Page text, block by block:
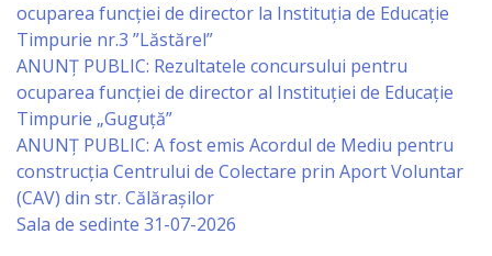
Serviciul
Arhitectură
şi
Urbanism
Serviciul
de
ocuparea funcţiei de director la Instituția de Educație
Timpurie nr.3 ”Lăstărel”
ANUNȚ PUBLIC: Rezultatele concursului pentru
ocuparea funcției de director al Instituției de Educație
Timpurie „Guguță”
ANUNȚ PUBLIC: A fost emis Acordul de Mediu pentru
construcția Centrului de Colectare prin Aport Voluntar
(CAV) din str. Călărașilor
Sala de sedinte 31-07-2026